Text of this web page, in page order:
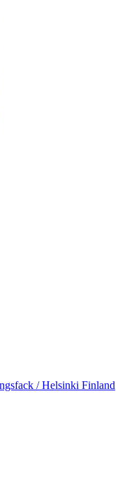
/ Helsinki Finland